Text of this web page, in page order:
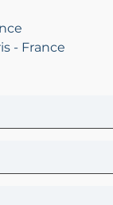
- France